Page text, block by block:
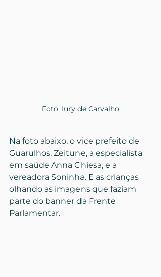
Foto: Iury de Carvalho
Na foto abaixo, o vice prefeito de
Guarulhos, Zeitune, a especialista
em saúde Anna Chiesa, e a
vereadora Soninha. E as crianças
olhando as imagens que faziam
parte do banner da Frente
Parlamentar.